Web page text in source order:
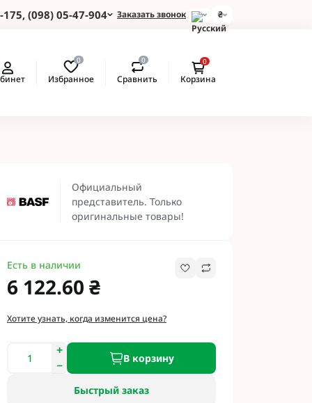
(098) 05-47-904 Заказать звонок ₴
0
Избранное
0
Сравнить
0
Корзина
Сингента под
для Пшеницы
для Подсолнуха
Картофеля
Пест ЮА
Официальный
представитель. Только
оригинальные товары!
Есть в наличии
6 122.60 ₴
Хотите узнать, когда изменится цена?
В корзину
Быстрый заказ